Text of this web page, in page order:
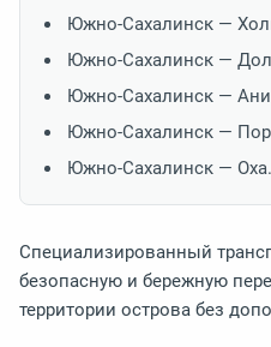
Южно-Сахалинск —
Южно-Сахалинск —
Южно-Сахалинск —
Южно-Сахалинск —
Южно-Сахалинск — Оха.
Специализированный
безопасную и бережную
территории острова без